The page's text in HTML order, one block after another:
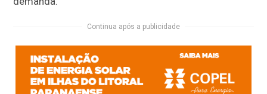
Continua após a publicidade